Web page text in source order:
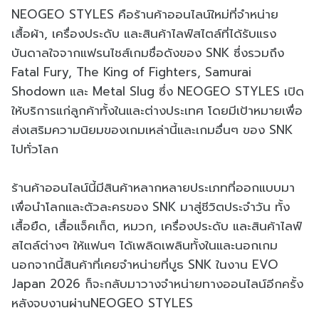
NEOGEO STYLES คือร้านค้าออนไลน์ใหม่ที่จำหน่าย
เสื้อผ้า, เครื่องประดับ และสินค้าไลฟ์สไตล์ที่ได้รับแรง
บันดาลใจจากแฟรนไชส์เกมชื่อดังของ SNK ซึ่งรวมถึง
Fatal Fury, The King of Fighters, Samurai
Shodown และ Metal Slug ซึ่ง NEOGEO STYLES เปิด
ให้บริการแก่ลูกค้าทั้งในและต่างประเทศ โดยมีเป้าหมายเพื่อ
ส่งเสริมความนิยมของเกมเหล่านี้และเกมอื่นๆ ของ SNK
ไปทั่วโลก
ร้านค้าออนไลน์นี้มีสินค้าหลากหลายประเภทที่ออกแบบมา
เพื่อนำโลกและตัวละครของ SNK มาสู่ชีวิตประจำวัน ทั้ง
เสื้อยืด, เสื้อแจ็คเก็ต, หมวก, เครื่องประดับ และสินค้าไลฟ์
สไตล์ต่างๆ ให้แฟนๆ ได้เพลิดเพลินทั้งในและนอกเกม
นอกจากนี้สินค้าที่เคยจำหน่ายที่บูธ SNK ในงาน EVO
Japan 2026 ก็จะกลับมาวางจำหน่ายทางออนไลน์อีกครั้ง
หลังจบงานผ่านNEOGEO STYLES